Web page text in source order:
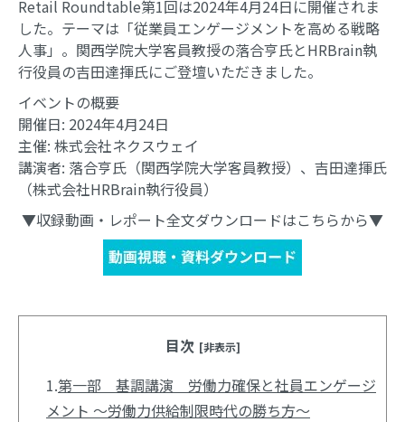
Retail Roundtable第1回は2024年4月24日に開催されま
した。テーマは「従業員エンゲージメントを高める戦略
人事」。関西学院大学客員教授の落合亨氏とHRBrain執
行役員の吉田達揮氏にご登壇いただきました。
イベントの概要
開催日: 2024年4月24日
主催: 株式会社ネクスウェイ
講演者: 落合亨氏（関西学院大学客員教授）、吉田達揮氏
（株式会社HRBrain執行役員）
▼収録動画・レポート全文ダウンロードはこちらから▼
目次 [非表示]
1.第一部 基調講演 労働力確保と社員エンゲージ
メント ～労働力供給制限時代の勝ち方～